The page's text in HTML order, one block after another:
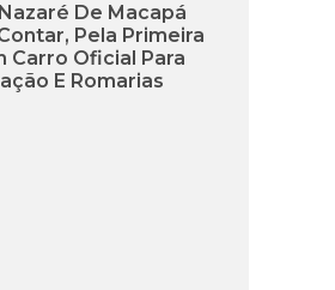
De Macapá
Pela Primeira
Carro Oficial Para
E Romarias